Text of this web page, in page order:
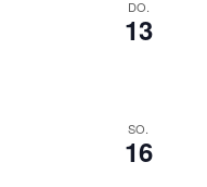
DO.
13
SO.
16